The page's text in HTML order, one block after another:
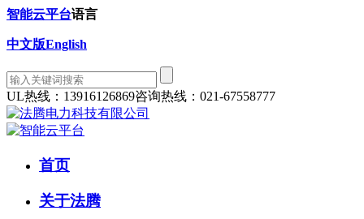
智能云平台语言
中文版English
UL热线：13916126869咨询热线：021-67558777
首页
关于法腾